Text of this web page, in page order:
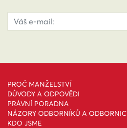
PROČ MANŽELSTVÍ
DŮVODY A ODPOVĚDI
PRÁVNÍ PORADNA
NÁZORY ODBORNÍKŮ A ODBORNIC
KDO JSME